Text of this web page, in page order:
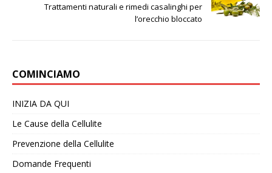
Trattamenti naturali e rimedi casalinghi per
l’orecchio bloccato
COMINCIAMO
INIZIA DA QUI
Le Cause della Cellulite
Prevenzione della Cellulite
Domande Frequenti